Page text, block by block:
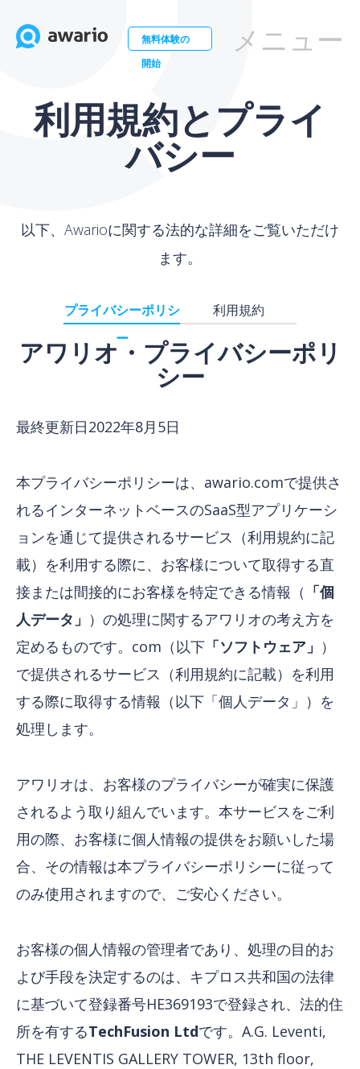
無料体験の
開始
メニュー
利用規約とプライ
バシー
以下、Awarioに関する法的な詳細をご覧いただけ
ます。
プライバシーポリシ
ー
利用規約
アワリオ・プライバシーポリ
シー
最終更新日2022年8月5日
本プライバシーポリシーは、awario.comで提供さ
れるインターネットベースのSaaS型アプリケーシ
ョンを通じて提供されるサービス（利用規約に記
載）を利用する際に、お客様について取得する直
接または間接的にお客様を特定できる情報（ 「個
人データ」 ）の処理に関するアワリオの考え方を
定めるものです。com（以下 「ソフトウェア」 ）
で提供されるサービス（利用規約に記載）を利用
する際に取得する情報（以下「個人データ」）を
処理します。
アワリオは、お客様のプライバシーが確実に保護
されるよう取り組んでいます。本サービスをご利
用の際、お客様に個人情報の提供をお願いした場
合、その情報は本プライバシーポリシーに従って
のみ使用されますので、ご安心ください。
お客様の個人情報の管理者であり、処理の目的お
よび手段を決定するのは、キプロス共和国の法律
に基づいて登録番号HE369193で登録され、法的住
所を有するTechFusion Ltdです。A.G. Leventi,
THE LEVENTIS GALLERY TOWER, 13th floor,